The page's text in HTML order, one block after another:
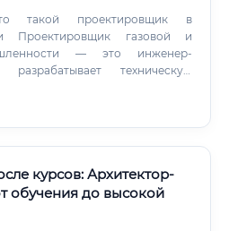
такой проектировщик в
Проектировщик газовой и
— это инженер-
техническую
нефтяной и газовой
газовые станции,
заводы, резервуарные парки и
Без этой профессии
один промышленный объект в
курсов: Архитектор-
обучения до высокой